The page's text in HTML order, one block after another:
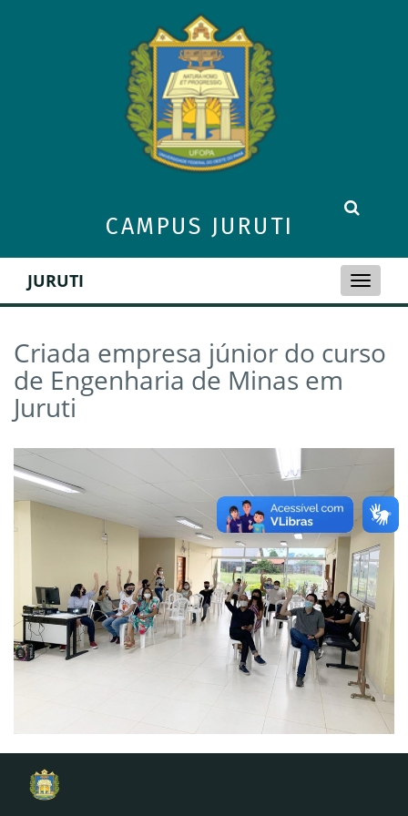
CAMPUS JURUTI
Toggle
JURUTI
Criada empresa júnior do curso
de Engenharia de Minas em
Juruti